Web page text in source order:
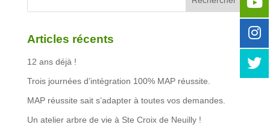
Articles récents
12 ans déjà !
Trois journées d’intégration 100% MAP réussite.
MAP réussite sait s’adapter à toutes vos demandes.
Un atelier arbre de vie à Ste Croix de Neuilly !